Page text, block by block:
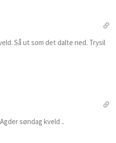
Så ut som det dalte ned. Trysil
søndag kveld ..